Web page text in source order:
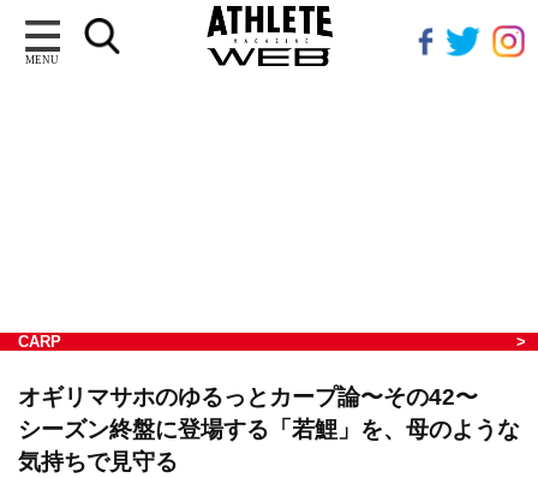
MENU
CARP
オギリマサホのゆるっとカープ論〜その42〜
シーズン終盤に登場する「若鯉」を、母のような
気持ちで見守る